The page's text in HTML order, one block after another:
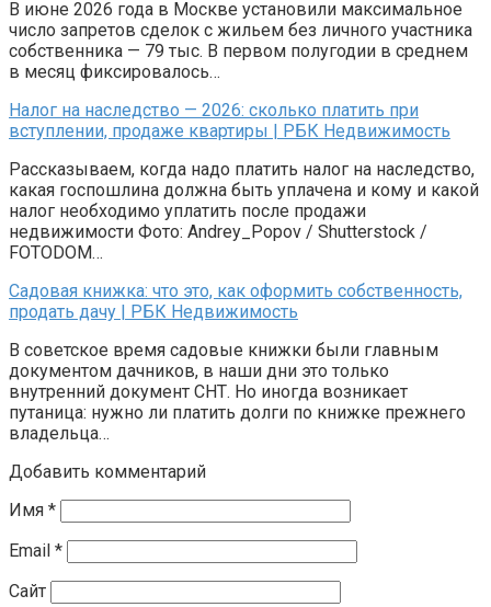
В июне 2026 года в Москве установили максимальное
число запретов сделок с жильем без личного участника
собственника — 79 тыс. В первом полугодии в среднем
в месяц фиксировалось…
Налог на наследство — 2026: сколько платить при
вступлении, продаже квартиры | РБК Недвижимость
Рассказываем, когда надо платить налог на наследство,
какая госпошлина должна быть уплачена и кому и какой
налог необходимо уплатить после продажи
недвижимости Фото: Andrey_Popov / Shutterstock /
FOTODOM…
Садовая книжка: что это, как оформить собственность,
продать дачу | РБК Недвижимость
В советское время садовые книжки были главным
документом дачников, в наши дни это только
внутренний документ СНТ. Но иногда возникает
путаница: нужно ли платить долги по книжке прежнего
владельца…
Добавить комментарий
Имя *
Email *
Сайт